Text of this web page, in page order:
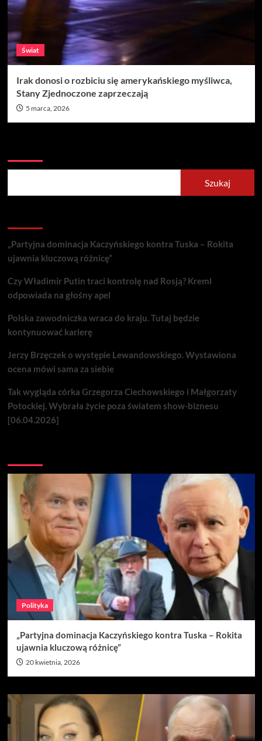
Świat
Irak donosi o rozbiciu się amerykańskiego myśliwca,
Stany Zjednoczone zaprzeczają
5 marca, 2026
Szukaj
„Partyjna dominacja Kaczyńskiego kontra Tuska – Rokita
ujawnia kluczową różnicę”
Czy Władimir Putin traci kontrolę nad Rosją? Kreml
odpowiada na głośny apel
Polska zawodniczka wraca do kraju. Tutaj będzie
kontynuować karierę
Jerzy Brzęczek o występie Lewandowskiego. Wystawiona
ocena mówi sama za siebie
Tak wygląda córka Grzegorza Ciechowskiego i Małgorzaty
Potockiej. Wybrała życie poza światem show-biznesu
[06.04.2026]
Polityka
„Partyjna dominacja Kaczyńskiego kontra Tuska – Rokita
ujawnia kluczową różnicę”
20 kwietnia, 2026